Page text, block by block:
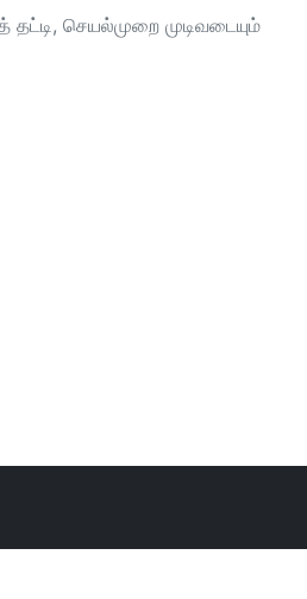
தட்டி, செயல்முறை முடிவடையும்